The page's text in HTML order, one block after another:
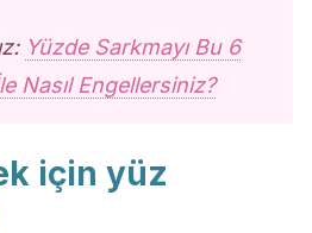
Yüzde Sarkmayı Bu 6
Nasıl Engellersiniz?
için yüz